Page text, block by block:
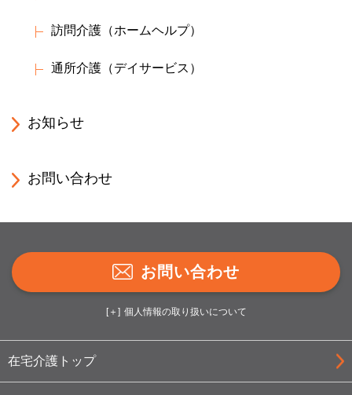
訪問介護（ホームヘルプ）
通所介護（デイサービス）
お知らせ
お問い合わせ
お問い合わせ
個人情報の取り扱いについて
在宅介護トップ